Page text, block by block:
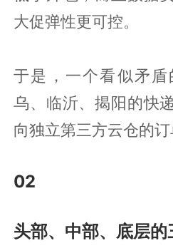
大促弹性更可控。
于是，一个看似矛盾
乌、临沂、揭阳的快
向独立第三方云仓的订
02
头部、中部、底层的